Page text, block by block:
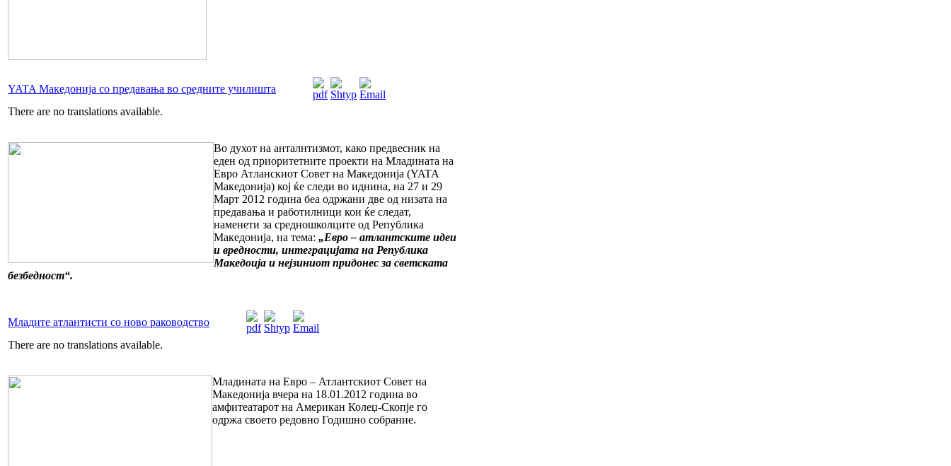
YATA Македонија со предавања во средните училишта
There are no translations available.
Во духот на анталнтизмот, како предвесник на
еден од приоритетните проекти на Младината на
Евро Атланскиот Совет на Македонија (YATA
Македонија) кој ќе следи во иднина, на 27 и 29
Март 2012 година беа одржани две од низата на
предавања и работилници кои ќе следат,
наменети за средношколците од Република
Македонија, на тема: „Евро – атлантските идеи
и вредности, интеграцијата на Република
Македоија и нејзиниот придонес за светската
безбедност“.
Младите атлантисти со ново раководство
There are no translations available.
Младината на Евро – Атлантскиот Совет на
Македонија вчера на 18.01.2012 година во
амфитеатарот на Американ Колеџ-Скопје го
одржа своето редовно Годишно собрание.